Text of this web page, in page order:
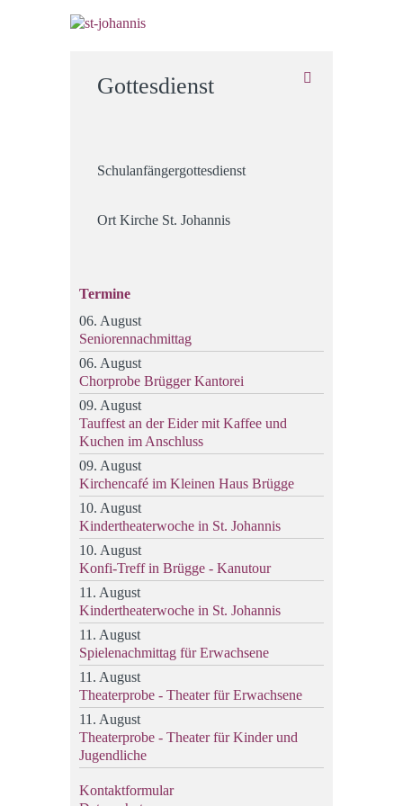
Gottesdienst
Schulanfängergottesdienst
Ort Kirche St. Johannis
Termine
06. August
Seniorennachmittag
06. August
Chorprobe Brügger Kantorei
09. August
Tauffest an der Eider mit Kaffee und
Kuchen im Anschluss
09. August
Kirchencafé im Kleinen Haus Brügge
10. August
Kindertheaterwoche in St. Johannis
10. August
Konfi-Treff in Brügge - Kanutour
11. August
Kindertheaterwoche in St. Johannis
11. August
Spielenachmittag für Erwachsene
11. August
Theaterprobe - Theater für Erwachsene
11. August
Theaterprobe - Theater für Kinder und
Jugendliche
Kontaktformular